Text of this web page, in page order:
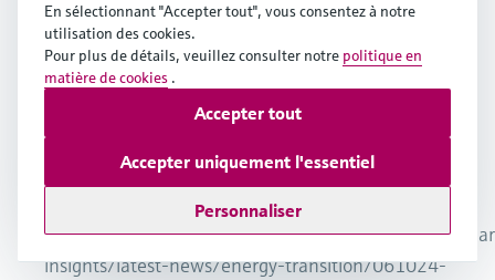
https://www.spglobal.com/commodityinsights/en/
insights/latest-news/energy-transition/061024-
En sélectionnant "Accepter tout", vous consentez à notre
utilisation des cookies.
Pour plus de détails, veuillez consulter notre politique en
matière de cookies .
Personnaliser
Accepter uniquement l'essentiel
Accepter tout